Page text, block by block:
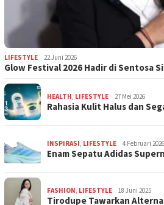
LIFESTYLE 22 Juni 2026
Glow Festival 2026 Hadir di Sentosa
HEALTH LIFESTYLE 27 Mei 2026
Rahasia Kulit Halus dan
INSPIRASI LIFESTYLE 4 Februari 2026
Enam Sepatu Adidas
FASHION LIFESTYLE 18 Juni 2025
Tirodupe Tawarkan